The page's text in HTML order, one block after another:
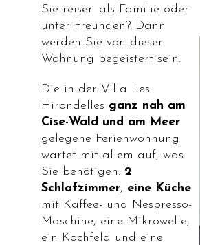
Sie reisen als Familie oder
unter Freunden? Dann
werden Sie von dieser
Wohnung begeistert sein.
Die in der Villa Les
Hirondelles ganz nah am
Cise-Wald und am Meer
gelegene Ferienwohnung
wartet mit allem auf, was
Sie benötigen: 2
Schlafzimmer, eine Küche
mit Kaffee- und Nespresso-
Maschine, eine Mikrowelle,
ein Kochfeld und eine